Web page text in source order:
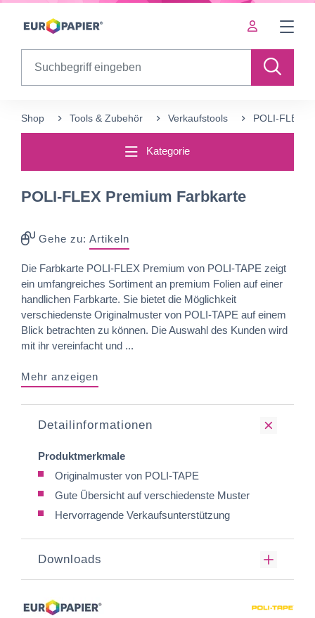
Table Of Content
Ergänzende Produkte
Shop Tools & Zubehör Verkaufstools POLI-FLEX
Kategorie
POLI-FLEX Premium Farbkarte
Gehe zu: Artikeln
Die Farbkarte POLI-FLEX Premium von POLI-TAPE zeigt
ein umfangreiches Sortiment an premium Folien auf einer
handlichen Farbkarte. Sie bietet die Möglichkeit
verschiedenste Originalmuster von POLI-TAPE auf einem
Blick betrachten zu können. Die Auswahl des Kunden wird
mit ihr vereinfacht und ...
Mehr anzeigen
Detailinformationen
Produktmerkmale
Originalmuster von POLI-TAPE
Gute Übersicht auf verschiedenste Muster
Hervorragende Verkaufsunterstützung
Downloads